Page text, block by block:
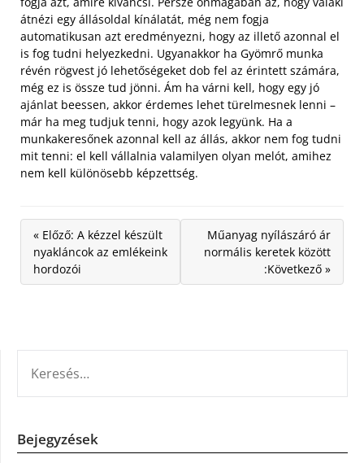
átnézi egy állásoldal kínálatát, még nem fogja
automatikusan azt eredményezni, hogy az illető azonnal el
is fog tudni helyezkedni. Ugyanakkor ha Gyömrő munka
révén rögvest jó lehetőségeket dob fel az érintett számára,
még ez is össze tud jönni. Ám ha várni kell, hogy egy jó
ajánlat beessen, akkor érdemes lehet türelmesnek lenni –
már ha meg tudjuk tenni, hogy azok legyünk. Ha a
munkakeresőnek azonnal kell az állás, akkor nem fog tudni
mit tenni: el kell vállalnia valamilyen olyan melót, amihez
nem kell különösebb képzettség.
« Előző: A kézzel készült
nyakláncok az emlékeink
hordozói
Műanyag nyílászáró ár
normális keretek között
:Következő »
Bejegyzések